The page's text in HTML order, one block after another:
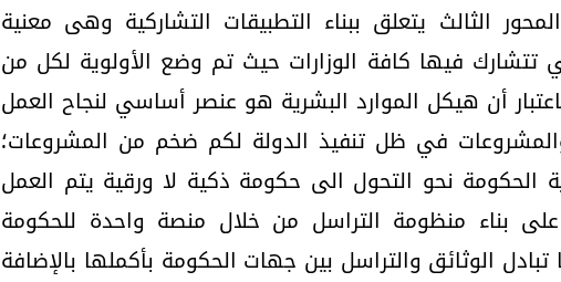
الثالث يتعلق ببناء التطبيقات التشاركية وهى معنية
تتشارك فيها كافة الوزارات حيث تم وضع الأولوية لكل من
أن هيكل الموارد البشرية هو عنصر أساسي لنجاح العمل
والمشروعات في ظل تنفيذ الدولة لكم ضخم من المشروعات؛
الحكومة نحو التحول الى حكومة ذكية لا ورقية يتم العمل
على بناء منظومة التراسل من خلال منصة واحدة للحكومة
الوثائق والتراسل بين جهات الحكومة بأكملها بالإضافة